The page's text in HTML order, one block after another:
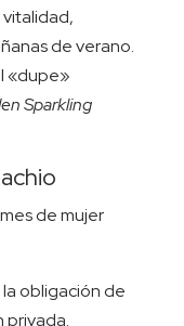
vitalidad,
de verano.
«dupe»
Sparkling
obligación de
privada.